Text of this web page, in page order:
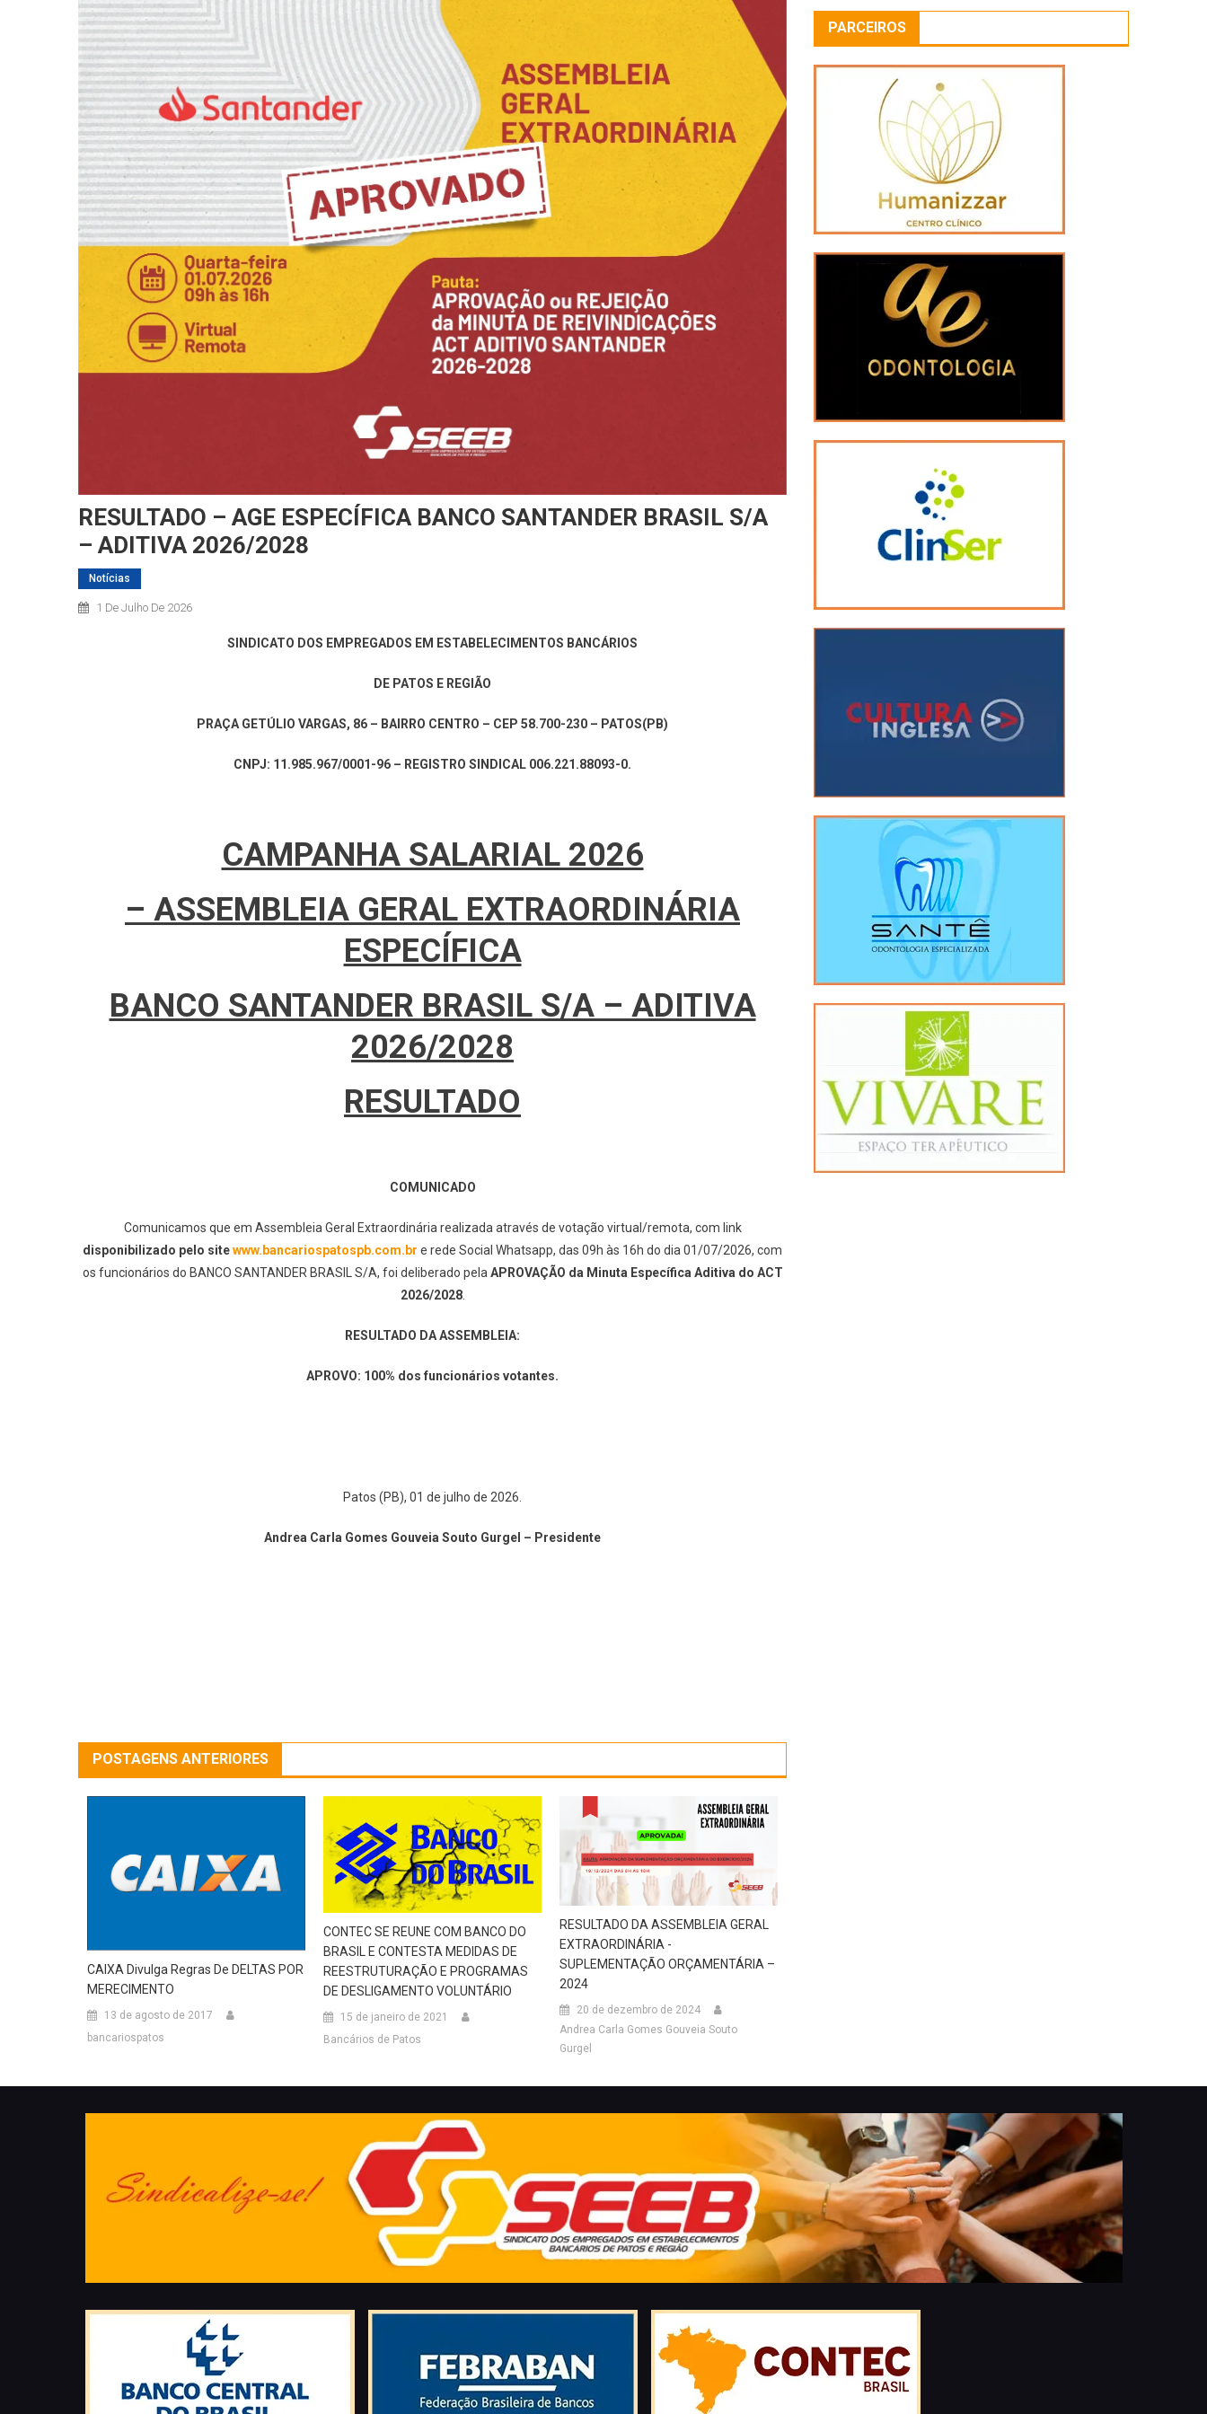
RESULTADO – AGE ESPECÍFICA BANCO SANTANDER BRASIL S/A
– ADITIVA 2026/2028
Notícias
1 De Julho De 2026
SINDICATO DOS EMPREGADOS EM ESTABELECIMENTOS BANCÁRIOS
DE PATOS E REGIÃO
PRAÇA GETÚLIO VARGAS, 86 – BAIRRO CENTRO – CEP 58.700-230 – PATOS(PB)
CNPJ: 11.985.967/0001-96 – REGISTRO SINDICAL 006.221.88093-0.
CAMPANHA SALARIAL 2026
– ASSEMBLEIA GERAL EXTRAORDINÁRIA
ESPECÍFICA
BANCO SANTANDER BRASIL S/A – ADITIVA
2026/2028
RESULTADO
COMUNICADO
Comunicamos que em Assembleia Geral Extraordinária realizada através de votação virtual/remota, com link
disponibilizado pelo sitewww.bancariospatospb.com.br e rede Social Whatsapp, das 09h às 16h do dia 01/07/2026, com
os funcionários do BANCO SANTANDER BRASIL S/A, foi deliberado pela APROVAÇÃO da Minuta Específica Aditiva do ACT
2026/2028.
RESULTADO DA ASSEMBLEIA:
APROVO: 100% dos funcionários votantes.
Patos (PB), 01 de julho de 2026.
Andrea Carla Gomes Gouveia Souto Gurgel – Presidente
POSTAGENS ANTERIORES
CAIXA Divulga Regras De DELTAS POR
MERECIMENTO
13 de agosto de 2017
bancariospatos
CONTEC SE REUNE COM BANCO DO
BRASIL E CONTESTA MEDIDAS DE
REESTRUTURAÇÃO E PROGRAMAS
DE DESLIGAMENTO VOLUNTÁRIO
15 de janeiro de 2021
Bancários de Patos
RESULTADO DA ASSEMBLEIA GERAL
EXTRAORDINÁRIA -
SUPLEMENTAÇÃO ORÇAMENTÁRIA –
2024
20 de dezembro de 2024
Andrea Carla Gomes Gouveia Souto
Gurgel
PARCEIROS